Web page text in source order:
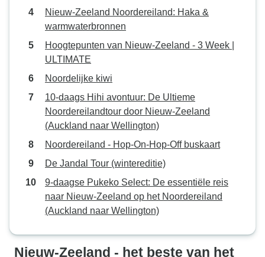
Nieuw-Zeeland Noordereiland: Haka &
warmwaterbronnen
Hoogtepunten van Nieuw-Zeeland - 3 Week |
ULTIMATE
Noordelijke kiwi
10-daags Hihi avontuur: De Ultieme
Noordereilandtour door Nieuw-Zeeland
(Auckland naar Wellington)
Noordereiland - Hop-On-Hop-Off buskaart
De Jandal Tour (wintereditie)
9-daagse Pukeko Select: De essentiële reis
naar Nieuw-Zeeland op het Noordereiland
(Auckland naar Wellington)
Nieuw-Zeeland - het beste van het